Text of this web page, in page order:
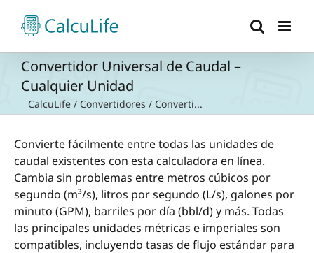
contenido
Convertidor Universal de Caudal –
Cualquier Unidad
CalcuLife / Convertidores / Converti...
Convierte fácilmente entre todas las unidades de
caudal existentes con esta calculadora en línea.
Cambia sin problemas entre metros cúbicos por
segundo (m³/s), litros por segundo (L/s), galones por
minuto (GPM), barriles por día (bbl/d) y más. Todas
las principales unidades métricas e imperiales son
compatibles, incluyendo tasas de flujo estándar para